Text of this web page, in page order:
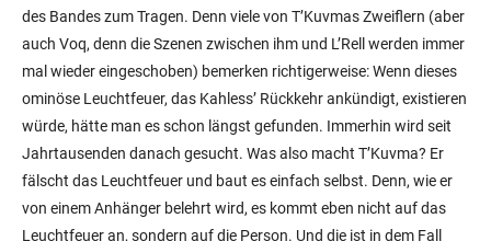
des Bandes zum Tragen. Denn viele von T’Kuvmas Zweiflern (aber
auch Voq, denn die Szenen zwischen ihm und L’Rell werden immer
mal wieder eingeschoben) bemerken richtigerweise: Wenn dieses
ominöse Leuchtfeuer, das Kahless’ Rückkehr ankündigt, existieren
würde, hätte man es schon längst gefunden. Immerhin wird seit
Jahrtausenden danach gesucht. Was also macht T’Kuvma? Er
fälscht das Leuchtfeuer und baut es einfach selbst. Denn, wie er
von einem Anhänger belehrt wird, es kommt eben nicht auf das
Leuchtfeuer an, sondern auf die Person. Und die ist in dem Fall